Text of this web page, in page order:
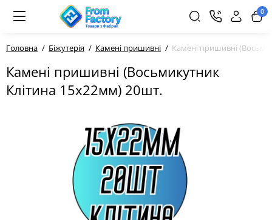
0
Головна Біжутерія Камені пришивні Камені пришивні
Камені пришивні (Восьмикутник
Клітина 15х22мм) 20шт.